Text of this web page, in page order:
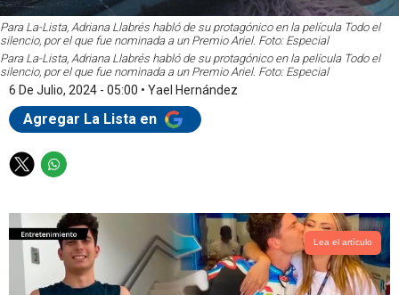
Para La-Lista, Adriana Llabrés habló de su protagónico en la película Todo el
silencio, por el que fue nominada a un Premio Ariel. Foto: Especial
Para La-Lista, Adriana Llabrés habló de su protagónico en la película Todo el
silencio, por el que fue nominada a un Premio Ariel. Foto: Especial
6 De Julio, 2024 - 05:00 • Yael Hernández
Agregar La Lista en
T
i
t
t
W
a
t
s
a
p
Lea el artículo